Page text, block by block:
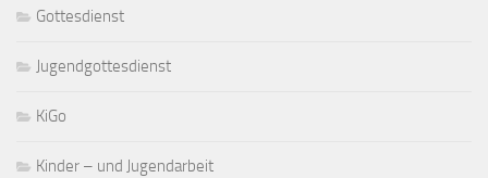
Gottesdienst
Jugendgottesdienst
KiGo
Kinder – und Jugendarbeit